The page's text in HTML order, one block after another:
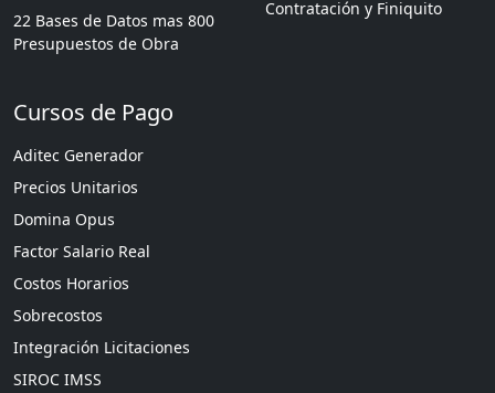
22 Bases de Datos mas 800
Presupuestos de Obra
Contratación y Finiquito
Cursos de Pago
Aditec Generador
Precios Unitarios
Domina Opus
Factor Salario Real
Costos Horarios
Sobrecostos
Integración Licitaciones
SIROC IMSS